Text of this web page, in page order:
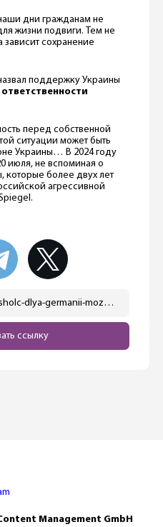
дни гражданам не
жизни подвиги. Тем не
сохранение
поддержку Украины
перед собственной
ситуации может быть
Украины… В 2024 году
июля, не вспоминая о
которые более двух лет
агрессивной
https://ostwest.tv/news/sholc-dlya-germanii-mozhet-byt-tolko-odno-mesto-na-storone-ukrainy/
ссылку
Management GmbH